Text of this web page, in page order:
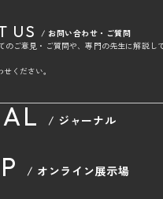
US / お問い合わせ・ご質問
のご意見・ご質問や、専門の先生に解説し
ください。
/ ジャーナル
/ オンライン展示場